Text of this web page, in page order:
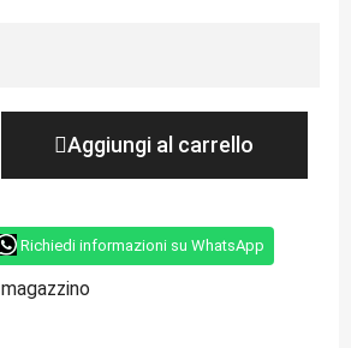
Aggiungi al carrello
Richiedi informazioni su WhatsApp